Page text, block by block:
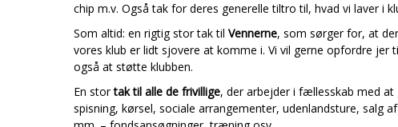
chip m.v. Også tak for deres generelle tiltro til, hvad vi laver i
Som altid: en rigtig stor tak til Vennerne, som sørger for, at
vores klub er lidt sjovere at komme i. Vi vil gerne opfordre jer
også at støtte klubben.
En stortak til alle de frivillige, der arbejder i fællesskab med at
spisning, kørsel, sociale arrangementer, udenlandsture,